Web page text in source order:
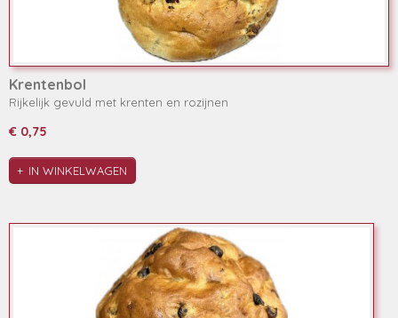
Krentenbol
Rijkelijk gevuld met krenten en rozijnen
€ 0,75
IN WINKELWAGEN